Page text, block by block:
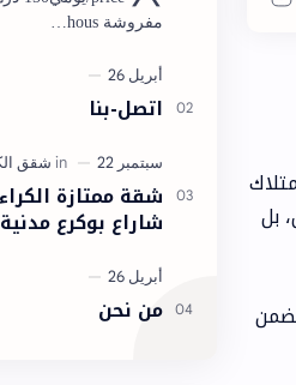
بل
مفروشة hous…
اتصل-بنا
شاراع بوكرع مدنية العيون
من نحن